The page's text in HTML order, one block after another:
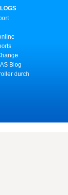
Blog
durch